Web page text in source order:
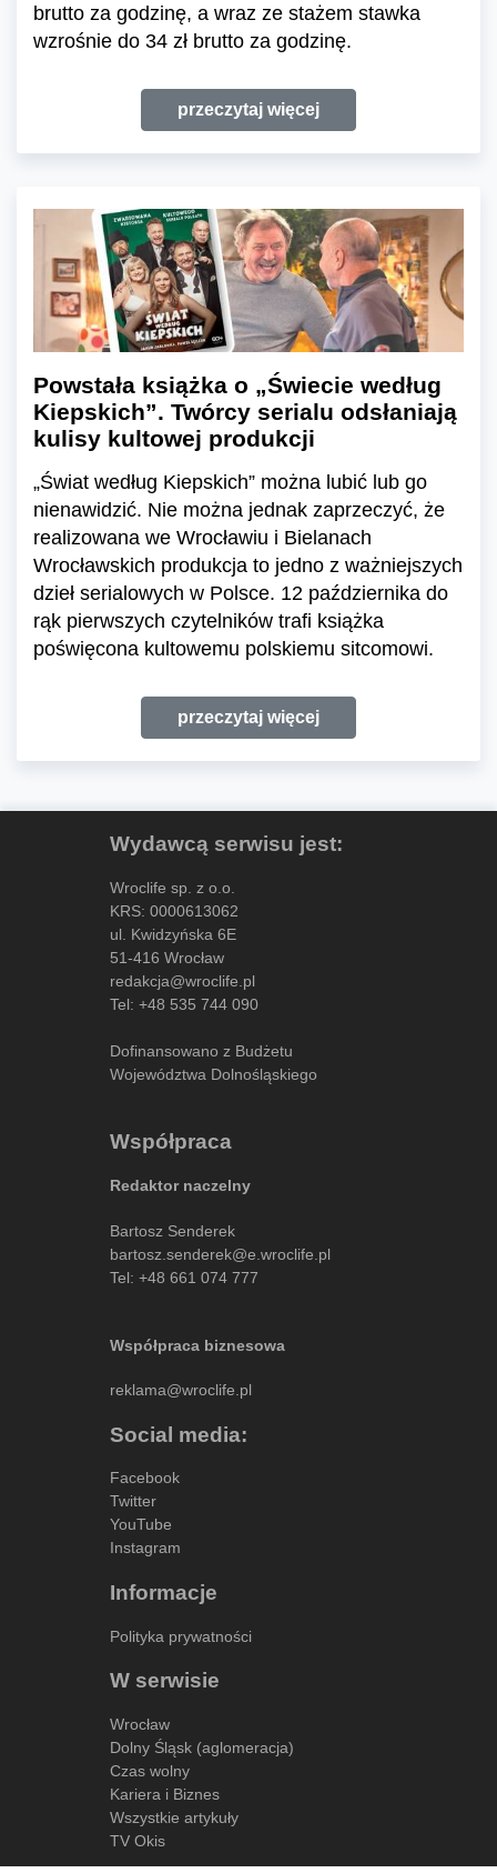
brutto za godzinę, a wraz ze stażem stawka
wzrośnie do 34 zł brutto za godzinę.
przeczytaj więcej
Powstała książka o „Świecie według
Kiepskich”. Twórcy serialu odsłaniają
kulisy kultowej produkcji
„Świat według Kiepskich” można lubić lub go
nienawidzić. Nie można jednak zaprzeczyć, że
realizowana we Wrocławiu i Bielanach
Wrocławskich produkcja to jedno z ważniejszych
dzieł serialowych w Polsce. 12 października do
rąk pierwszych czytelników trafi książka
poświęcona kultowemu polskiemu sitcomowi.
przeczytaj więcej
Wydawcą serwisu jest:
Wroclife sp. z o.o.
KRS: 0000613062
ul. Kwidzyńska 6E
51-416 Wrocław
redakcja@wroclife.pl
Tel: +48 535 744 090
Dofinansowano z Budżetu
Województwa Dolnośląskiego
Współpraca
Redaktor naczelny
Bartosz Senderek
bartosz.senderek@e.wroclife.pl
Tel: +48 661 074 777
Współpraca biznesowa
reklama@wroclife.pl
Social media:
Facebook
Twitter
YouTube
Instagram
Informacje
Polityka prywatności
W serwisie
Wrocław
Dolny Śląsk (aglomeracja)
Czas wolny
Kariera i Biznes
Wszystkie artykuły
TV Okis